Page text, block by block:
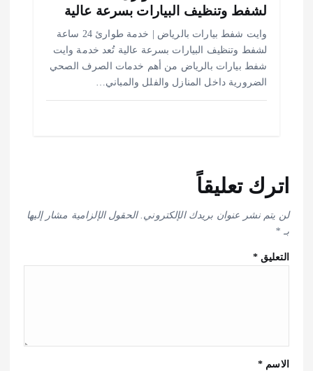
لشفط وتنظيف البيارات بسرعة عالية
وايت شفط بيارات بالرياض | خدمة طوارئ 24 ساعة
لشفط وتنظيف البيارات بسرعة عالية تُعد خدمة وايت
شفط بيارات بالرياض من أهم خدمات الصرف الصحي
الضرورية داخل المنازل والفلل والمباني…
اترك تعليقاً
لن يتم نشر عنوان بريدك الإلكتروني. الحقول الإلزامية مشار إليها
بـ *
التعليق*
الاسم *